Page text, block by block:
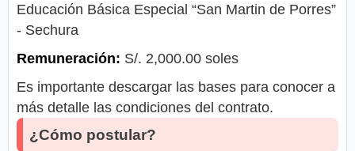
Educación Básica Especial “San Martin de Porres”
- Sechura
Remuneración: S/. 2,000.00 soles
Es importante descargar las bases para conocer a
más detalle las condiciones del contrato.
¿Cómo postular?